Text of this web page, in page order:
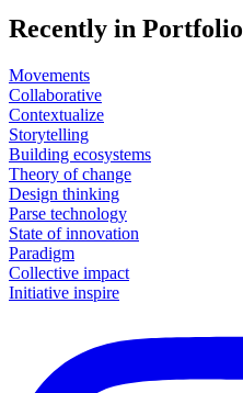
Recently in Portfolio
Movements
Collaborative
Contextualize
Storytelling
Building ecosystems
Theory of change
Design thinking
Parse technology
State of innovation
Paradigm
Collective impact
Initiative inspire